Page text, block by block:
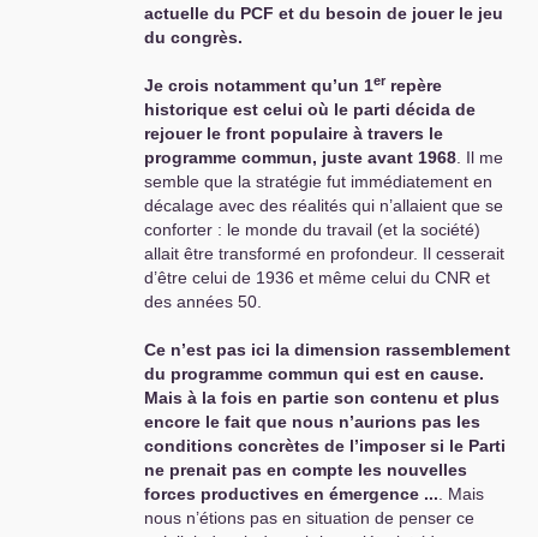
actuelle du PCF et du besoin de jouer le jeu
du congrès.
Je crois notamment qu’un 1er repère
historique est celui où le parti décida de
rejouer le front populaire à travers le
programme commun, juste avant 1968 . Il me
semble que la stratégie fut immédiatement en
décalage avec des réalités qui n’allaient que se
conforter : le monde du travail (et la société)
allait être transformé en profondeur. Il cesserait
d’être celui de 1936 et même celui du CNR et
des années 50.
Ce n’est pas ici la dimension rassemblement
du programme commun qui est en cause.
Mais à la fois en partie son contenu et plus
encore le fait que nous n’aurions pas les
conditions concrètes de l’imposer si le Parti
ne prenait pas en compte les nouvelles
forces productives en émergence ... . Mais
nous n’étions pas en situation de penser ce